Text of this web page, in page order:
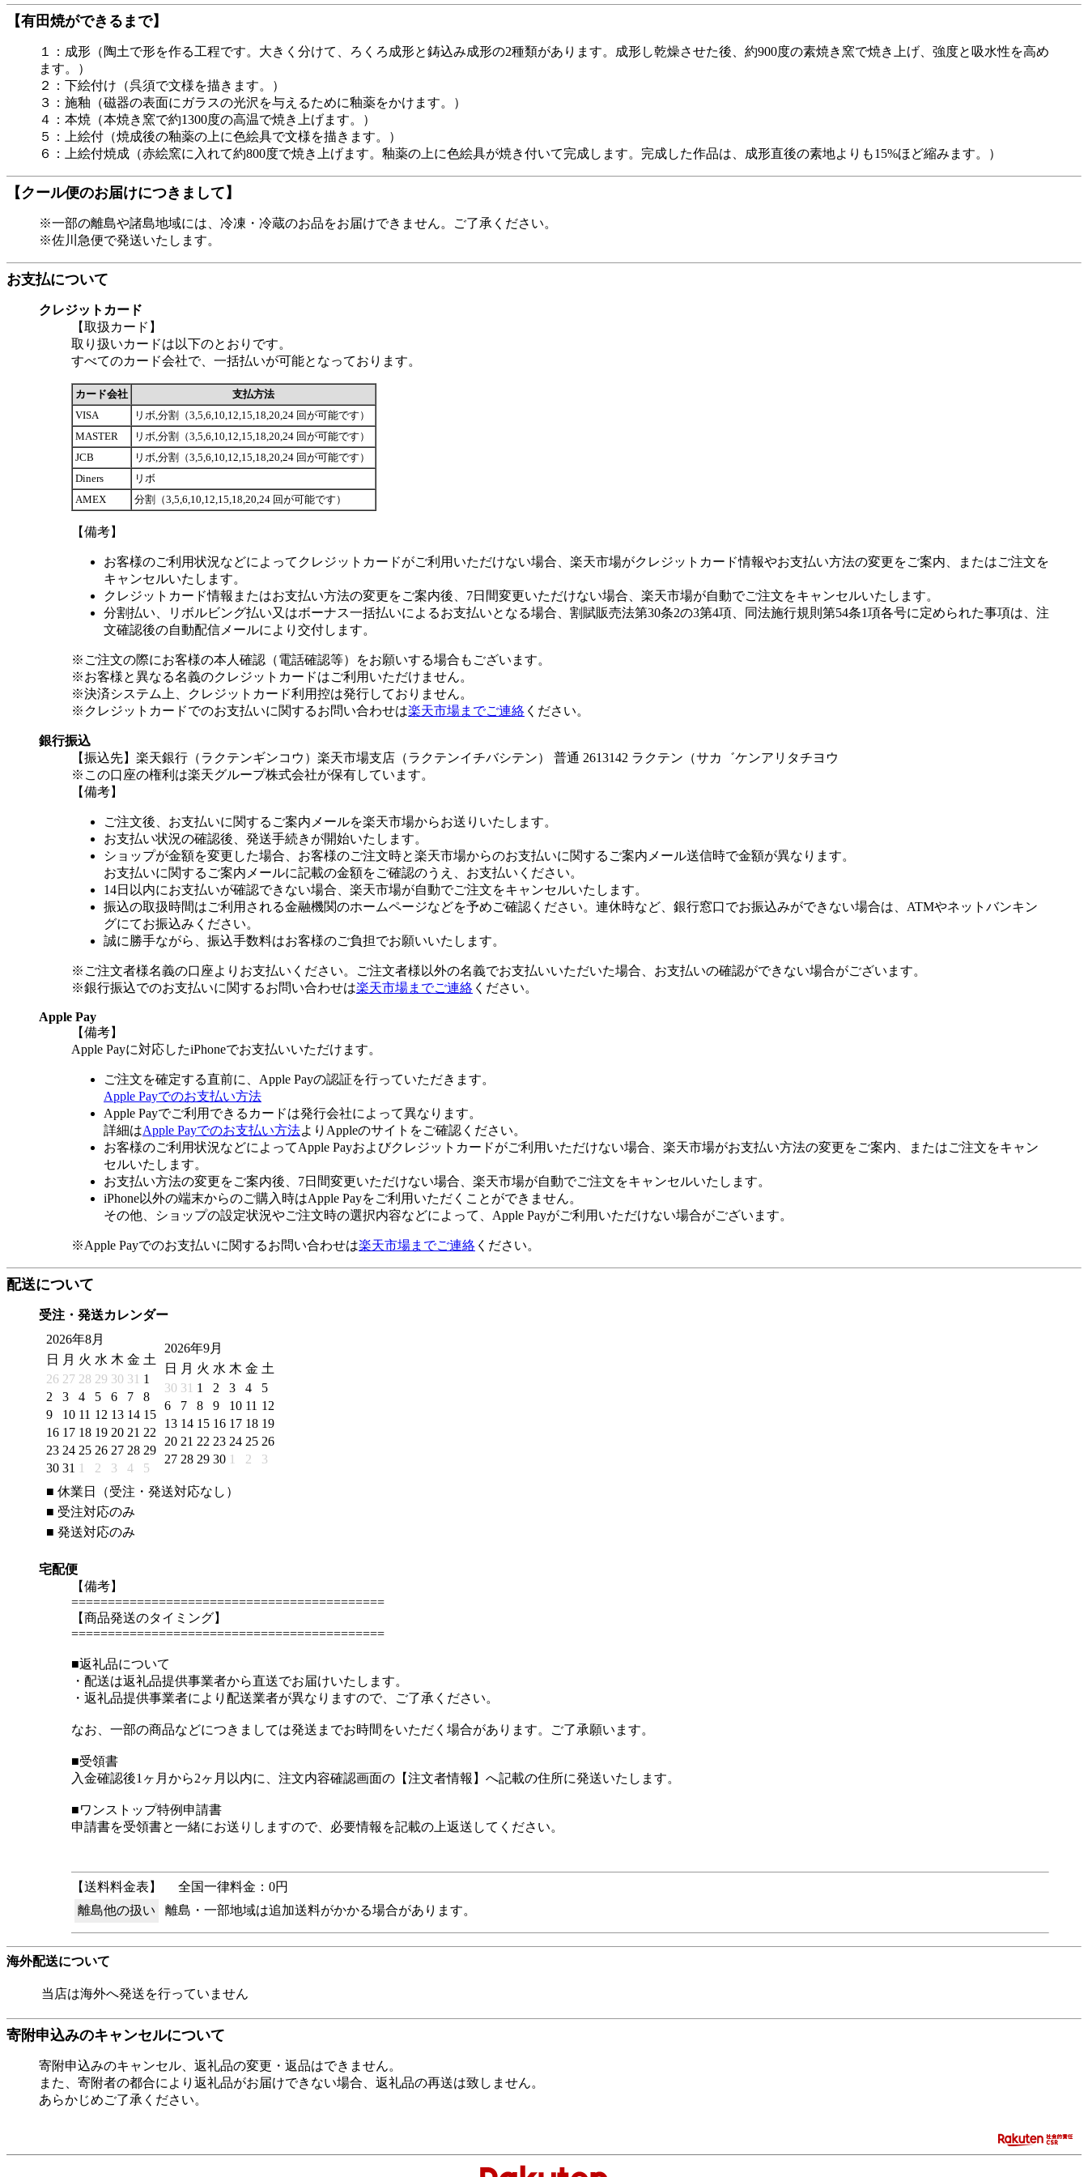
【有田焼ができるまで】
１：成形（陶土で形を作る工程です。大きく分けて、ろくろ成形と鋳込み成形の2種類があります。成形し乾燥させた後、約900度の素焼き窯で焼き上げ、強度と吸水性を高め
ます。）
２：下絵付け（呉須で文様を描きます。）
３：施釉（磁器の表面にガラスの光沢を与えるために釉薬をかけます。）
４：本焼（本焼き窯で約1300度の高温で焼き上げます。）
５：上絵付（焼成後の釉薬の上に色絵具で文様を描きます。）
６：上絵付焼成（赤絵窯に入れて約800度で焼き上げます。釉薬の上に色絵具が焼き付いて完成します。完成した作品は、成形直後の素地よりも15%ほど縮みます。）
【クール便のお届けにつきまして】
※一部の離島や諸島地域には、冷凍・冷蔵のお品をお届けできません。ご了承ください。
※佐川急便で発送いたします。
お支払について
クレジットカード
【取扱カード】
取り扱いカードは以下のとおりです。
すべてのカード会社で、一括払いが可能となっております。
カード会社
支払方法
VISA
リボ,分割（3,5,6,10,12,15,18,20,24 回が可能です）
MASTER
リボ,分割（3,5,6,10,12,15,18,20,24 回が可能です）
JCB
リボ,分割（3,5,6,10,12,15,18,20,24 回が可能です）
Diners
リボ
AMEX
分割（3,5,6,10,12,15,18,20,24 回が可能です）
【備考】
お客様のご利用状況などによってクレジットカードがご利用いただけない場合、楽天市場がクレジットカード情報やお支払い方法の変更をご案内、またはご注文を
キャンセルいたします。
クレジットカード情報またはお支払い方法の変更をご案内後、7日間変更いただけない場合、楽天市場が自動でご注文をキャンセルいたします。
分割払い、リボルビング払い又はボーナス一括払いによるお支払いとなる場合、割賦販売法第30条2の3第4項、同法施行規則第54条1項各号に定められた事項は、注
文確認後の自動配信メールにより交付します。
※ご注文の際にお客様の本人確認（電話確認等）をお願いする場合もございます。
※お客様と異なる名義のクレジットカードはご利用いただけません。
※決済システム上、クレジットカード利用控は発行しておりません。
※クレジットカードでのお支払いに関するお問い合わせは楽天市場までご連絡 ください。
銀行振込
【振込先】楽天銀行（ラクテンギンコウ）楽天市場支店（ラクテンイチバシテン） 普通 2613142 ラクテン（サカ゛ケンアリタチヨウ
※この口座の権利は楽天グループ株式会社が保有しています。
【備考】
ご注文後、お支払いに関するご案内メールを楽天市場からお送りいたします。
お支払い状況の確認後、発送手続きが開始いたします。
ショップが金額を変更した場合、お客様のご注文時と楽天市場からのお支払いに関するご案内メール送信時で金額が異なります。
お支払いに関するご案内メールに記載の金額をご確認のうえ、お支払いください。
14日以内にお支払いが確認できない場合、楽天市場が自動でご注文をキャンセルいたします。
振込の取扱時間はご利用される金融機関のホームページなどを予めご確認ください。連休時など、銀行窓口でお振込みができない場合は、ATMやネットバンキン
グにてお振込みください。
誠に勝手ながら、振込手数料はお客様のご負担でお願いいたします。
※ご注文者様名義の口座よりお支払いください。ご注文者様以外の名義でお支払いいただいた場合、お支払いの確認ができない場合がございます。
※銀行振込でのお支払いに関するお問い合わせは楽天市場までご連絡 ください。
Apple Pay
【備考】
Apple Payに対応したiPhoneでお支払いいただけます。
ご注文を確定する直前に、Apple Payの認証を行っていただきます。
Apple Payでのお支払い方法
Apple Payでご利用できるカードは発行会社によって異なります。
詳細はApple Payでのお支払い方法よりAppleのサイトをご確認ください。
お客様のご利用状況などによってApple Payおよびクレジットカードがご利用いただけない場合、楽天市場がお支払い方法の変更をご案内、またはご注文をキャン
セルいたします。
お支払い方法の変更をご案内後、7日間変更いただけない場合、楽天市場が自動でご注文をキャンセルいたします。
iPhone以外の端末からのご購入時はApple Payをご利用いただくことができません。
その他、ショップの設定状況やご注文時の選択内容などによって、Apple Payがご利用いただけない場合がございます。
※Apple Payでのお支払いに関するお問い合わせは楽天市場までご連絡 ください。
配送について
受注・発送カレンダー
2026年8月
日
月 火 水 木 金 土
26 27 28 29 30 31 1
2
3 4 5 6 7
8
9
10 11 12 13 14 15
16 17 18 19 20 21 22
23 24 25 26 27 28 29
30 31 1 2 3 4 5
2026年9月
日
月 火 水 木 金 土
30 31 1 2 3 4
5
6
7 8 9 10 11 12
13 14 15 16 17 18 19
20 21 22 23 24 25 26
27 28 29 30 1 2 3
■ 休業日（受注・発送対応なし）
■ 受注対応のみ
■ 発送対応のみ
宅配便
【備考】
===========================================
【商品発送のタイミング】
===========================================
■返礼品について
・配送は返礼品提供事業者から直送でお届けいたします。
・返礼品提供事業者により配送業者が異なりますので、ご了承ください。
なお、一部の商品などにつきましては発送までお時間をいただく場合があります。ご了承願います。
■受領書
入金確認後1ヶ月から2ヶ月以内に、注文内容確認画面の【注文者情報】へ記載の住所に発送いたします。
■ワンストップ特例申請書
申請書を受領書と一緒にお送りしますので、必要情報を記載の上返送してください。
【送料料金表】
全国一律料金：0円
離島他の扱い
離島・一部地域は追加送料がかかる場合があります。
海外配送について
当店は海外へ発送を行っていません
寄附申込みのキャンセルについて
寄附申込みのキャンセル、返礼品の変更・返品はできません。
また、寄附者の都合により返礼品がお届けできない場合、返礼品の再送は致しません。
あらかじめご了承ください。